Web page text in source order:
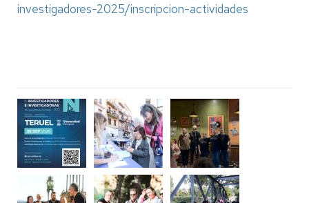
investigadores-2025/inscripcion-actividades